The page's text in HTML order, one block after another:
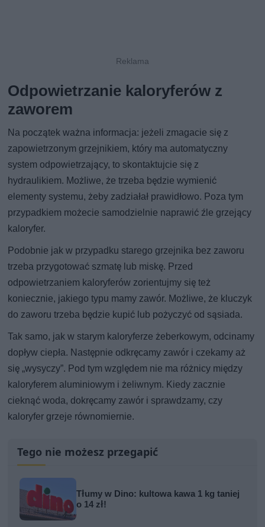
Odpowietrzanie kaloryferów z
zaworem
Na początek ważna informacja: jeżeli zmagacie się z
zapowietrzonym grzejnikiem, który ma automatyczny
system odpowietrzający, to skontaktujcie się z
hydraulikiem. Możliwe, że trzeba będzie wymienić
elementy systemu, żeby zadziałał prawidłowo. Poza tym
przypadkiem możecie samodzielnie naprawić źle grzejący
kaloryfer.
Podobnie jak w przypadku starego grzejnika bez zaworu
trzeba przygotować szmatę lub miskę. Przed
odpowietrzaniem kaloryferów zorientujmy się też
koniecznie, jakiego typu mamy zawór. Możliwe, że kluczyk
do zaworu trzeba będzie kupić lub pożyczyć od sąsiada.
Tak samo, jak w starym kaloryferze żeberkowym, odcinamy
dopływ ciepła. Następnie odkręcamy zawór i czekamy aż
się „wysyczy”. Pod tym względem nie ma różnicy między
kaloryferem aluminiowym i żeliwnym. Kiedy zacznie
cieknąć woda, dokręcamy zawór i sprawdzamy, czy
kaloryfer grzeje równomiernie.
Tego nie możesz przegapić
Tłumy w Dino: kultowa kawa 1 kg taniej
o 14 zł!